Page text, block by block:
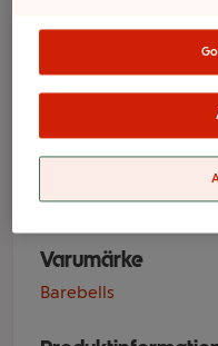
Varumärke
Barebells